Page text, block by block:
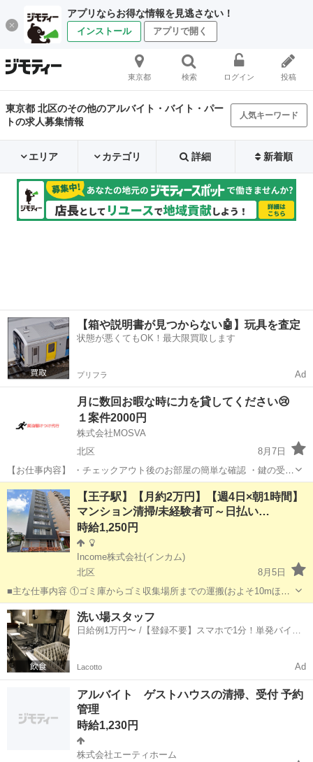
アプリならお得な情報を見逃さない！
インストール アプリで開く
東京都 検索 ログイン 投稿
東京都 北区のその他のアルバイト・バイト・パー
トの求人募集情報
人気キーワード
エリア カテゴリ 詳細 新着順
【箱や説明書が見つからない🤖】玩具を査定
状態が悪くてもOK！最大限買取します
プリフラ Ad
月に数回お暇な時に力を貸してください😢
１案件2000円
株式会社MOSVA
北区
8月7日
【お仕事内容】 ・チェックアウト後のお部屋の簡単な確認 ・鍵の受け
渡しやサポート ・忘れ物やちょっとした設備トラブルの確認対応 特別
なスキルは必要ありません。未経験の方でも安心して始められるお仕
事です。 【募集...
東京 北区 その他 近隣
【王子駅】【月約2万円】【週4日×朝1時間】
マンション清掃/未経験者可～日払い…
時給1,250円
Income株式会社(インカム)
北区
8月5日
■主な仕事内容 ①ゴミ庫からゴミ収集場所までの運搬(およそ10mほど
を１日約10個ほど) ②エントランス・エレベーター・廊下・非常階段・
駐車駐輪場などの共用部分と外構の清掃（時間内で可能な範囲） ③清
掃結果の報告（指定...
東京 北区 その他
洗い場スタッフ
日給例1万円〜 /【登録不要】スマホで1分！単発バイト
Lacotto Ad
アルバイト ゲストハウスの清掃、受付 予約
管理
時給1,230円
株式会社エーティホーム